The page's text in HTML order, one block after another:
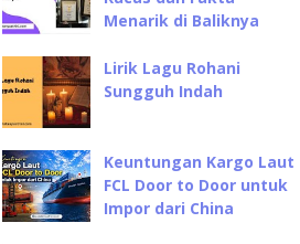
Menarik di Baliknya
Lirik Lagu Rohani
Sungguh Indah
Keuntungan Kargo Laut
FCL Door to Door untuk
Impor dari China